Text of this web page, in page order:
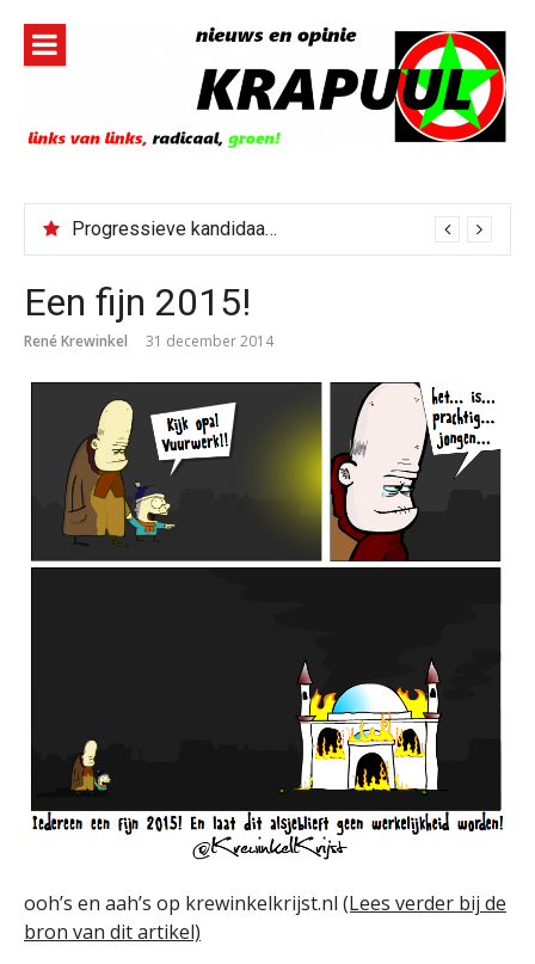
inhoud
Progressieve kandidaat El-Sayed senaatskandidaat Michigan
Een fijn 2015!
René Krewinkel 31 december 2014
ooh’s en aah’s op krewinkelkrijst.nl (Lees verder bij de
bron van dit artikel)